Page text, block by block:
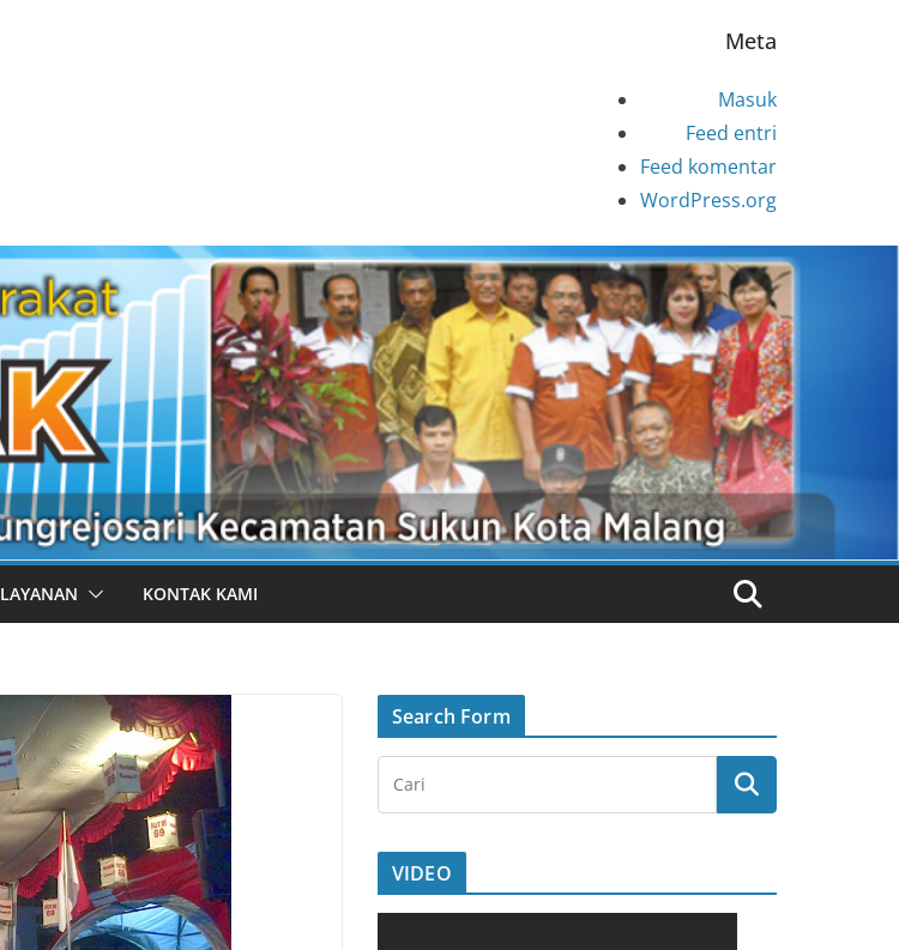
Meta
Masuk
Feed entri
Feed komentar
WordPress.org
LAYANAN KONTAK KAMI
Search Form
VIDEO